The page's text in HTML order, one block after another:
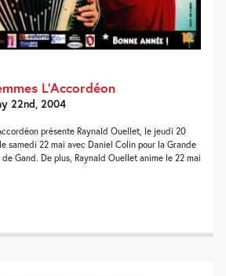
L’Accordéon
22nd, 2004
présente Raynald Ouellet, le jeudi 20
samedi 22 mai avec Daniel Colin pour la Grande
Gand. De plus, Raynald Ouellet anime le 22 mai